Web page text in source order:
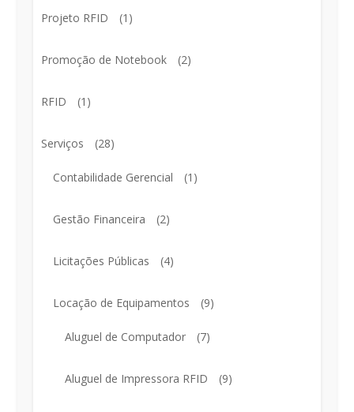
Projeto RFID (1)
Promoção de Notebook (2)
RFID (1)
Serviços (28)
Contabilidade Gerencial (1)
Gestão Financeira (2)
Licitações Públicas (4)
Locação de Equipamentos (9)
Aluguel de Computador (7)
Aluguel de Impressora RFID (9)